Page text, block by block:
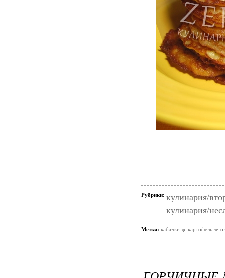
Рубрики: кулинария/
кулинария/
Метки: кабачки картофель